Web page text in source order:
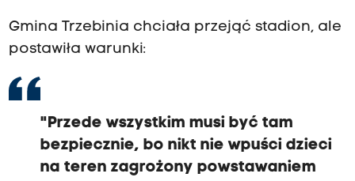
Gmina Trzebinia chciała przejąć stadion, ale
postawiła warunki:
"Przede wszystkim musi być tam
bezpiecznie, bo nikt nie wpuści dzieci
na teren zagrożony powstawaniem